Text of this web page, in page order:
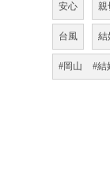
安心 親
台風 結
#岡山 #結